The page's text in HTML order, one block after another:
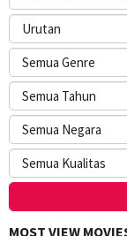
MOST VIEW